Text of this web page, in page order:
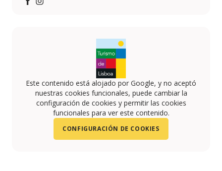
Este contenido está alojado por Google, y no aceptó
nuestras cookies funcionales, puede cambiar la
configuración de cookies y permitir las cookies
funcionales para ver este contenido.
CONFIGURACIÓN DE COOKIES